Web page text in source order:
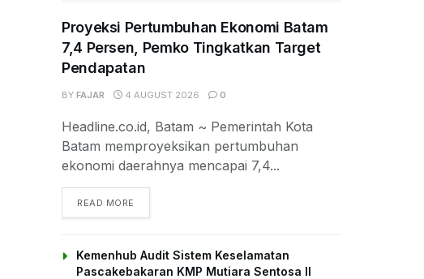
Proyeksi Pertumbuhan Ekonomi Batam
7,4 Persen, Pemko Tingkatkan Target
Pendapatan
BY FAJAR 4 AUGUST 2026 0
Headline.co.id, Batam ~ Pemerintah Kota
Batam memproyeksikan pertumbuhan
ekonomi daerahnya mencapai 7,4...
READ MORE
Kemenhub Audit Sistem Keselamatan
Pascakebakaran KMP Mutiara Sentosa II